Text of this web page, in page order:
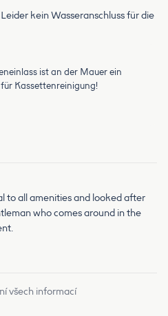
kein Wasseranschluss für die
ist an der Mauer ein
Kassettenreinigung!
to all amenities and looked after
who comes around in the
všech informací